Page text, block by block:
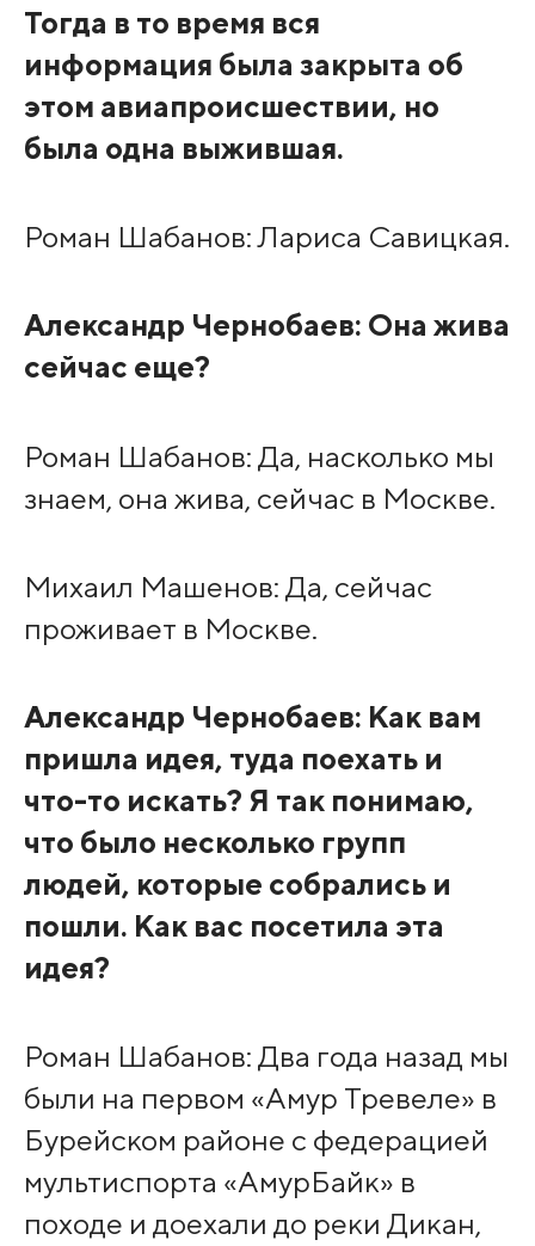
Тогда в то время вся
информация была закрыта об
этом авиапроисшествии, но
была одна выжившая.
Роман Шабанов: Лариса Савицкая.
Александр Чернобаев: Она жива
сейчас еще?
Роман Шабанов: Да, насколько мы
знаем, она жива, сейчас в Москве.
Михаил Машенов: Да, сейчас
проживает в Москве.
Александр Чернобаев: Как вам
пришла идея, туда поехать и
что-то искать? Я так понимаю,
что было несколько групп
людей, которые собрались и
пошли. Как вас посетила эта
идея?
Роман Шабанов: Два года назад мы
были на первом «Амур Тревеле» в
Бурейском районе с федерацией
мультиспорта «АмурБайк» в
походе и доехали до реки Дикан,